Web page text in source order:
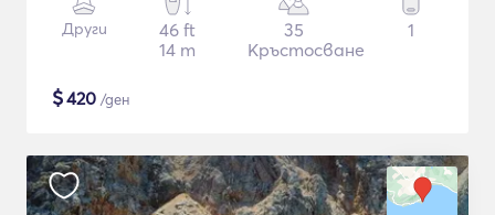
Други
46 ft
14 m
35
Кръстосване
1
$420 /ден